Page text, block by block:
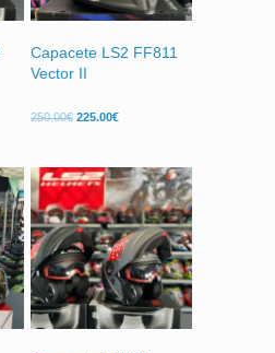
Capacete LS2 FF811
Vector II
250.00€ O
era:
250.00€.
225.00€O
é:
225.00€.